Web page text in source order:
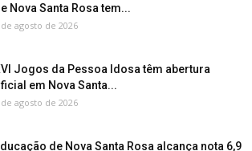
Nova Santa Rosa tem...
de agosto de 2026
Jogos da Pessoa Idosa têm abertura
em Nova Santa...
de agosto de 2026
de Nova Santa Rosa alcança nota 6,9